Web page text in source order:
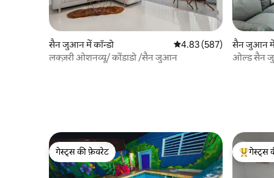
सैन जुआन में कॉन्डो औसत रेटिंग 5 में से 4.83, 587
4.83 (587)
लक्ज़री ओशनव्यू/ कोंडाडो /सैन जुआन
सैन जुआन में
ओल्ड सैन
गेस्ट्स की फ़ेवरेट
गेस्ट्स की फ़ेवरेट
गेस्ट्स का
गेस्ट्स